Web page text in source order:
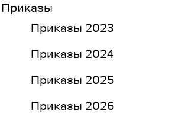
Приказы
Приказы 2023
Приказы 2024
Приказы 2025
Приказы 2026